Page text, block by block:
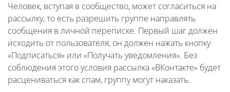
Человек, вступая в сообщество, может согласиться на
рассылку, то есть разрешить группе направлять
сообщения в личной переписке. Первый шаг должен
исходить от пользователя, он должен нажать кнопку
«Подписаться» или «Получать уведомления». Без
соблюдения этого условия рассылка «ВКонтакте» будет
расцениваться как спам, группу могут наказать.